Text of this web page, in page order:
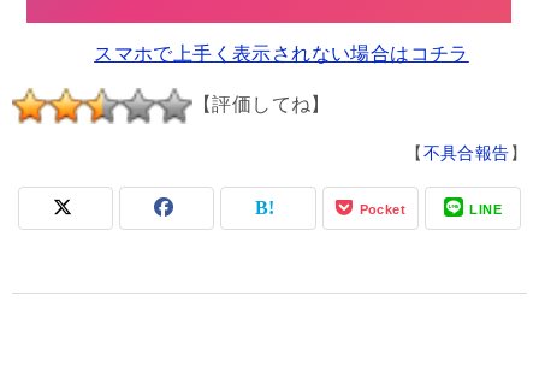
スマホで上手く表示されない場合はコチラ
【評価してね】
【不具合報告】
Pocket LINE